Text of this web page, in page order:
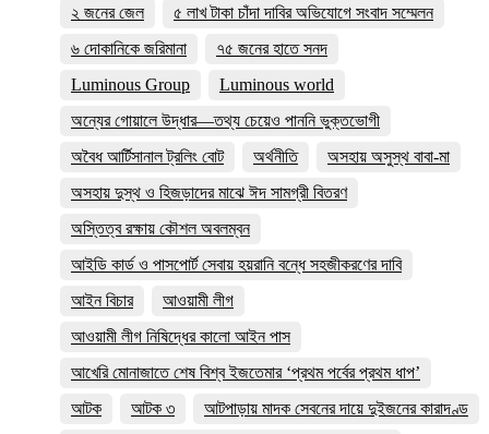
২ জনের জেল
৫ লাখ টাকা চাঁদা দাবির অভিযোগে সংবাদ সম্মেলন
৬ দোকানিকে জরিমানা
৭৫ জনের হাতে সনদ
Luminous Group
Luminous world
অন্যের গোয়ালে উদ্ধার—তথ্য চেয়েও পাননি ভুক্তভোগী
অবৈধ আর্টিসানাল ট্রলিং বোট
অর্থনীতি
অসহায় অসুস্থ বাবা-মা
অসহায় দুস্থ ও হিজড়াদের মাঝে ঈদ সামগ্রী বিতরণ
অস্তিত্ব রক্ষায় কৌশল অবলম্বন
আইডি কার্ড ও পাসপোর্ট সেবায় হয়রানি বন্ধে সহজীকরণের দাবি
আইন বিচার
আওয়ামী লীগ
আওয়ামী লীগ নিষিদ্ধের কালো আইন পাস
আখেরি মোনাজাতে শেষ বিশ্ব ইজতেমার ‘প্রথম পর্বের প্রথম ধাপ’
আটক
আটক ৩
আটপাড়ায় মাদক সেবনের দায়ে দুইজনের কারাদণ্ড